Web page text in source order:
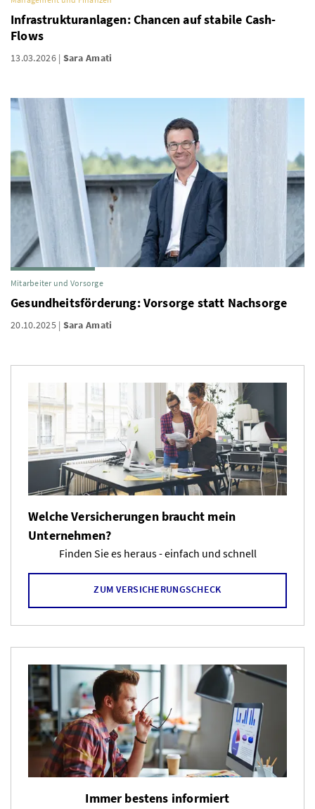
Infrastrukturanlagen: Chancen auf stabile Cash-
Flows
13.03.2026 Sara Amati
Mitarbeiter und Vorsorge
Gesundheitsförderung: Vorsorge statt Nachsorge
20.10.2025 Sara Amati
Welche Versicherungen braucht mein
Unternehmen?
Finden Sie es heraus - einfach und schnell
ZUM VERSICHERUNGSCHECK
Immer bestens informiert